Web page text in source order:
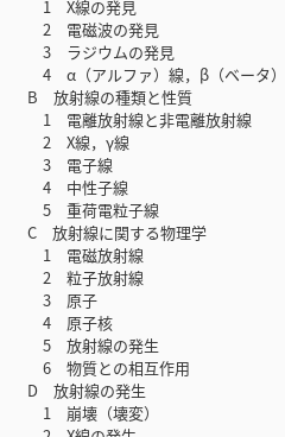
1 X線の発見
2 電磁波の発見
3 ラジウムの発見
4 α（アルファ）線，β（ベータ）
B 放射線の種類と性質
1 電離放射線と非電離放射線
2 X線，γ線
3 電子線
4 中性子線
5 重荷電粒子線
C 放射線に関する物理学
1 電磁放射線
2 粒子放射線
3 原子
4 原子核
5 放射線の発生
6 物質との相互作用
D 放射線の発生
1 崩壊（壊変）